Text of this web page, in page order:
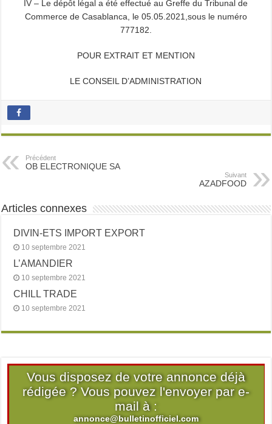
IV – Le dépôt légal a été effectué au Greffe du Tribunal de
Commerce de Casablanca, le 05.05.2021,sous le numéro
777182.
POUR EXTRAIT ET MENTION
LE CONSEIL D’ADMINISTRATION
Précédent
OB ELECTRONIQUE SA
Suivant
AZADFOOD
Articles connexes
DIVIN-ETS IMPORT EXPORT
10 septembre 2021
L’AMANDIER
10 septembre 2021
CHILL TRADE
10 septembre 2021
Vous disposez de votre annonce déjà
rédigée ? Vous pouvez l'envoyer par e-
mail à :
annonce@bulletinofficiel.com